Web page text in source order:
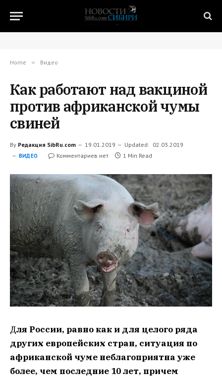
Home » Видео
Как работают над вакциной
против африканской чумы
свиней
By Редакция SibRu.com 19.01.2019 Updated: 02.03.2019
ВИДЕО Комментариев нет 1 Min Read
Для России, равно как и для целого ряда
других европейских стран, ситуация по
африканской чуме неблагоприятна уже
более, чем последние 10 лет, причем